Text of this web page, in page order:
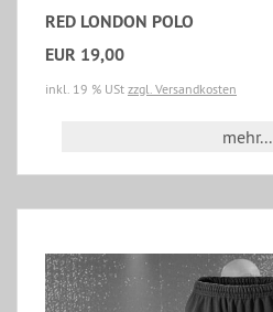
RED LONDON POLO
EUR 19,00
inkl. 19 % USt zzgl. Versandkosten
mehr...